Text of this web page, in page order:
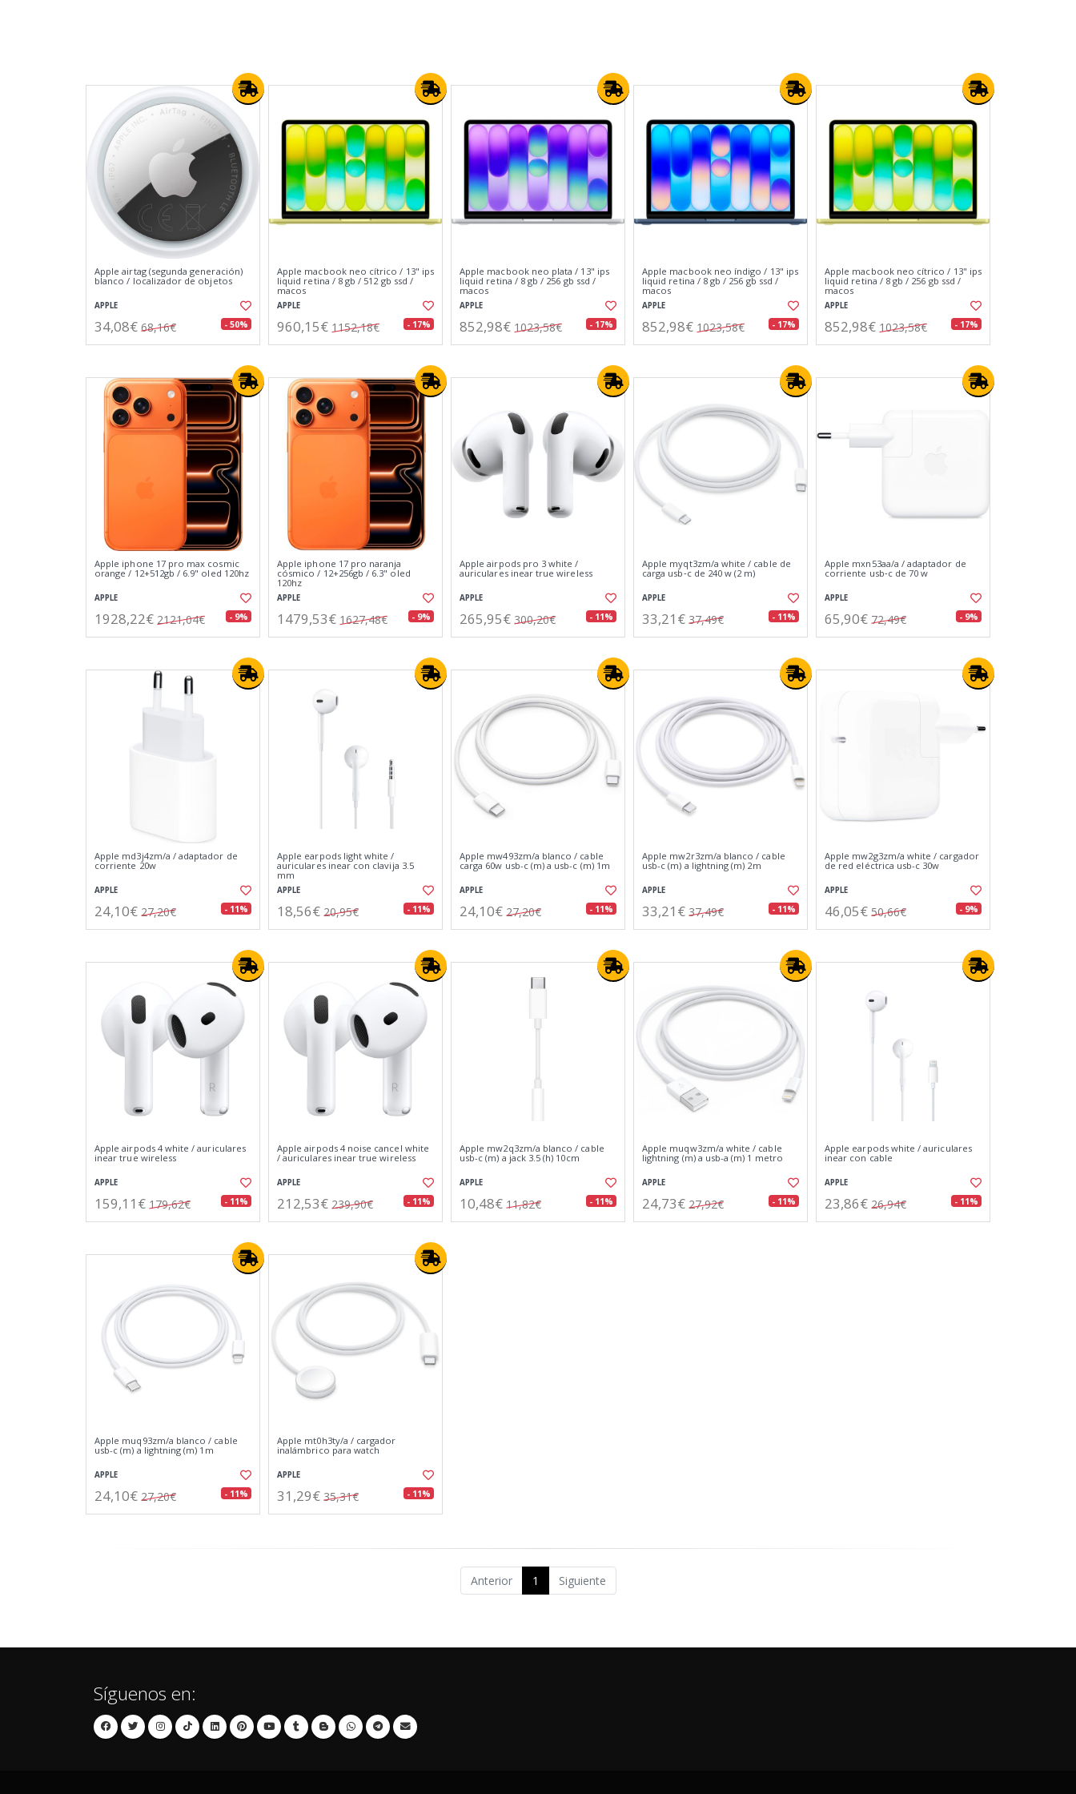
Apple airtag (segunda generación)
blanco / localizador de objetos
APPLE
34,08€ 68,16€ - 50%
Apple macbook neo cítrico / 13" ips
liquid retina / 8 gb / 512 gb ssd /
macos
APPLE
960,15€ 1152,18€ - 17%
Apple macbook neo plata / 13" ips
liquid retina / 8 gb / 256 gb ssd /
macos
APPLE
852,98€ 1023,58€ - 17%
Apple macbook neo índigo / 13" ips
liquid retina / 8 gb / 256 gb ssd /
macos
APPLE
852,98€ 1023,58€ - 17%
Apple macbook neo cítrico / 13" ips
liquid retina / 8 gb / 256 gb ssd /
macos
APPLE
852,98€ 1023,58€ - 17%
Apple iphone 17 pro max cosmic
orange / 12+512gb / 6.9" oled 120hz
APPLE
1928,22€ 2121,04€ - 9%
Apple iphone 17 pro naranja
cósmico / 12+256gb / 6.3" oled
120hz
APPLE
1479,53€ 1627,48€ - 9%
Apple airpods pro 3 white /
auriculares inear true wireless
APPLE
265,95€ 300,20€ - 11%
Apple myqt3zm/a white / cable de
carga usb‑c de 240 w (2 m)
APPLE
33,21€ 37,49€ - 11%
Apple mxn53aa/a / adaptador de
corriente usb‑c de 70 w
APPLE
65,90€ 72,49€ - 9%
Apple md3j4zm/a / adaptador de
corriente 20w
APPLE
24,10€ 27,20€ - 11%
Apple earpods light white /
auriculares inear con clavija 3.5
mm
APPLE
18,56€ 20,95€ - 11%
Apple mw493zm/a blanco / cable
carga 60w usb-c (m) a usb-c (m) 1m
APPLE
24,10€ 27,20€ - 11%
Apple mw2r3zm/a blanco / cable
usb-c (m) a lightning (m) 2m
APPLE
33,21€ 37,49€ - 11%
Apple mw2g3zm/a white / cargador
de red eléctrica usb-c 30w
APPLE
46,05€ 50,66€ - 9%
Apple airpods 4 white / auriculares
inear true wireless
APPLE
159,11€ 179,62€ - 11%
Apple airpods 4 noise cancel white
/ auriculares inear true wireless
APPLE
212,53€ 239,90€ - 11%
Apple mw2q3zm/a blanco / cable
usb-c (m) a jack 3.5 (h) 10cm
APPLE
10,48€ 11,82€ - 11%
Apple muqw3zm/a white / cable
lightning (m) a usb-a (m) 1 metro
APPLE
24,73€ 27,92€ - 11%
Apple earpods white / auriculares
inear con cable
APPLE
23,86€ 26,94€ - 11%
Apple muq93zm/a blanco / cable
usb-c (m) a lightning (m) 1m
APPLE
24,10€ 27,20€ - 11%
Apple mt0h3ty/a / cargador
inalámbrico para watch
APPLE
31,29€ 35,31€ - 11%
Anterior 1 Siguiente
Síguenos en: